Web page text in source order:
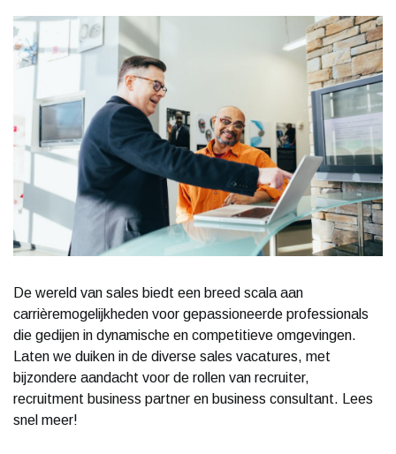
De wereld van sales biedt een breed scala aan
carrièremogelijkheden voor gepassioneerde professionals
die gedijen in dynamische en competitieve omgevingen.
Laten we duiken in de diverse sales vacatures, met
bijzondere aandacht voor de rollen van recruiter,
recruitment business partner en business consultant. Lees
snel meer!